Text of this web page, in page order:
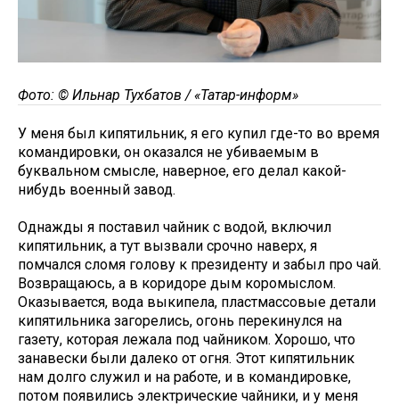
Фото: © Ильнар Тухбатов / «Татар-информ»
У меня был кипятильник, я его купил где-то во время
командировки, он оказался не убиваемым в
буквальном смысле, наверное, его делал какой-
нибудь военный завод.
Однажды я поставил чайник с водой, включил
кипятильник, а тут вызвали срочно наверх, я
помчался сломя голову к президенту и забыл про чай.
Возвращаюсь, а в коридоре дым коромыслом.
Оказывается, вода выкипела, пластмассовые детали
кипятильника загорелись, огонь перекинулся на
газету, которая лежала под чайником. Хорошо, что
занавески были далеко от огня. Этот кипятильник
нам долго служил и на работе, и в командировке,
потом появились электрические чайники, и у меня